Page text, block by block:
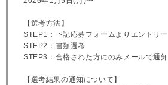
【選考方法】
STEP1：下記応募フォームよりエントリー
STEP2：書類選考
STEP3：合格された方にのみメールで通知
【選考結果の通知について】